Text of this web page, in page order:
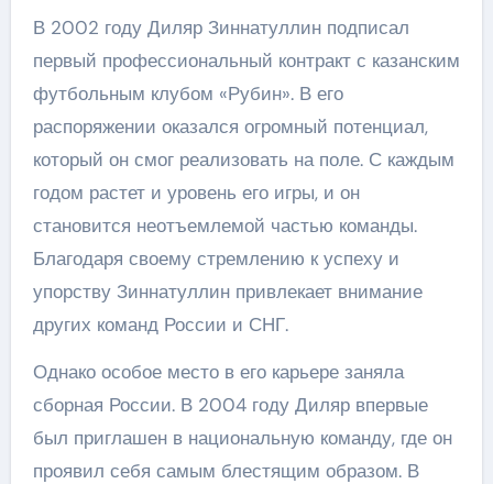
В 2002 году Диляр Зиннатуллин подписал
первый профессиональный контракт с казанским
футбольным клубом «Рубин». В его
распоряжении оказался огромный потенциал,
который он смог реализовать на поле. С каждым
годом растет и уровень его игры, и он
становится неотъемлемой частью команды.
Благодаря своему стремлению к успеху и
упорству Зиннатуллин привлекает внимание
других команд России и СНГ.
Однако особое место в его карьере заняла
сборная России. В 2004 году Диляр впервые
был приглашен в национальную команду, где он
проявил себя самым блестящим образом. В